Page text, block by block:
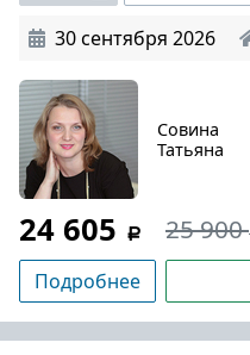
30 сентября 2026
Совина
Татьяна
24 605 25 900
Подробнее